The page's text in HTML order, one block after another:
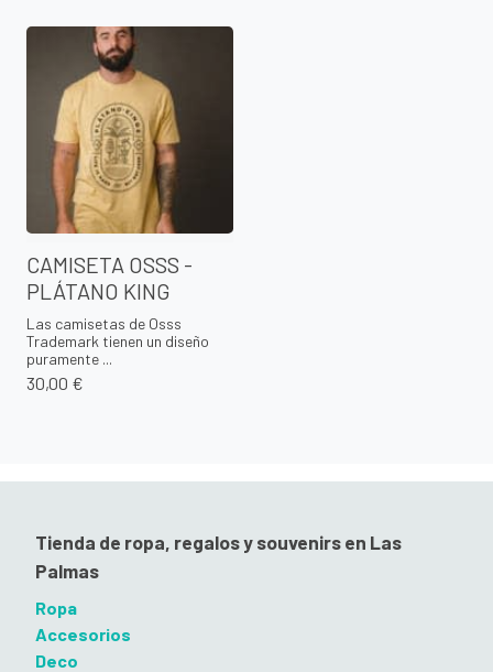
CAMISETA OSSS -
PLÁTANO KING
Las camisetas de Osss
Trademark tienen un diseño
puramente ...
30,00 €
Tienda de ropa, regalos y souvenirs en Las
Palmas
Ropa
Accesorios
Deco